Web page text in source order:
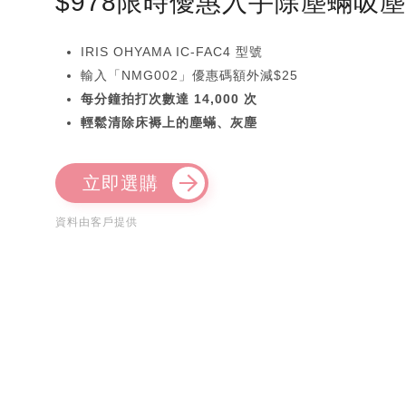
IRIS OHYAMA IC-FAC4 型號
輸入「NMG002」優惠碼額外減$25
每分鐘拍打次數達 14,000 次
輕鬆清除床褥上的塵蟎、灰塵
立即選購
資料由客戶提供